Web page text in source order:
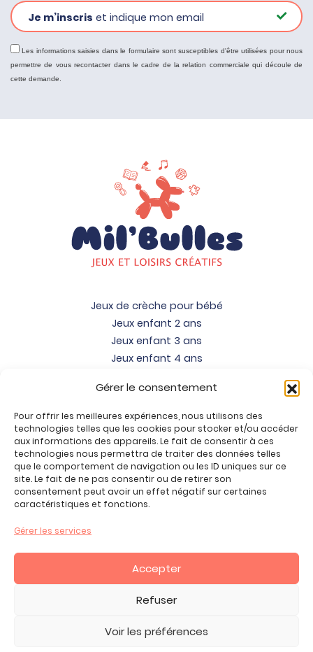
Gérer le consentement
Pour offrir les meilleures expériences, nous utilisons des
technologies telles que les cookies pour stocker et/ou accéder
aux informations des appareils. Le fait de consentir à ces
technologies nous permettra de traiter des données telles
que le comportement de navigation ou les ID uniques sur ce
site. Le fait de ne pas consentir ou de retirer son
consentement peut avoir un effet négatif sur certaines
caractéristiques et fonctions.
Gérer les services
Accepter
Refuser
Voir les préférences
Je m’inscris et indique mon email
Les informations saisies dans le formulaire sont susceptibles d'être utilisées pour nous
permettre de vous recontacter dans le cadre de la relation commerciale qui découle de
cette demande.
Jeux de crèche pour bébé
Jeux enfant 2 ans
Jeux enfant 3 ans
Jeux enfant 4 ans
Jeux enfant 6 ans
Jeux enfant 7 ans
Jeux enfant 8 ans
Jeux enfant 9 ans
Jeux enfant 10 ans
Jeux enfant 11 ans
Jeux enfant 12 ans
Promos jeux de loisirs créatifs
Plan du site
Contact
CGV